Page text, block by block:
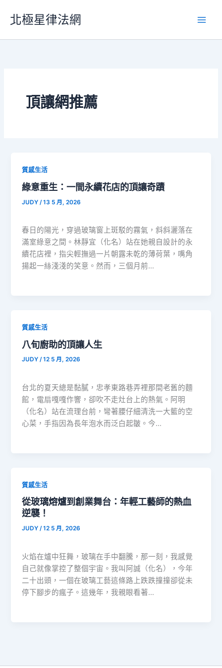
要
北極星律法網
頂讓網推薦
質感生活
綠意重生：一間永續花店的頂讓奇蹟
JUDY /13 5 月, 2026
春日的陽光，穿過玻璃窗上斑駁的霧氣，斜斜灑落在
滿室綠意之間。林靜宜（化名）站在她親自設計的永
續花店裡，指尖輕撫過一片朝露未乾的薄荷葉，嘴角
揚起一絲淺淺的笑意。然而，三個月前…
質感生活
八旬廚助的頂讓人生
JUDY/12 5 月, 2026
台北的夏天總是黏膩，忠孝東路巷弄裡那間老舊的麵
館，電扇嘎嘎作響，卻吹不走灶台上的熱氣。阿明
（化名）站在流理台前，彎著腰仔細清洗一大籃的空
心菜，手指因為長年泡水而泛白起皺。今…
質感生活
從玻璃熔爐到創業舞台：年輕工藝師的熱血
逆襲！
JUDY/12 5 月, 2026
火焰在爐中狂舞，玻璃在手中翻騰，那一刻，我感覺
自己就像掌控了整個宇宙。我叫阿誠（化名），今年
二十出頭，一個在玻璃工藝這條路上跌跌撞撞卻從未
停下腳步的瘋子。這幾年，我親眼看著…